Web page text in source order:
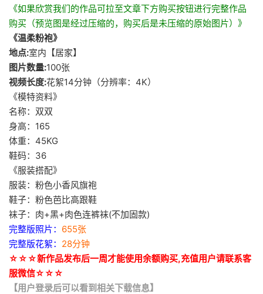
《如果欣赏我们的作品可拉至文章下方购买按钮进行完整作品
购买（预览图是经过压缩的，购买后是未压缩的原始图片）》
《温柔粉袍》
地点:室内【居家】
图片数量:100张
视频长度:花絮14分钟（分辨率：4K）
《模特资料》
名称：双双
身高：165
体重：45KG
鞋码：36
《服装搭配》
服装：粉色小香风旗袍
鞋子：粉色芭比高跟鞋
袜子：肉+黑+肉色连裤袜(不加固款)
完整版照片： 655张
完整版花絮： 28分钟
☆☆☆新作品发布后一周才能使用余额购买,充值用户请联系客
服微信☆☆☆
【用户登录后可以看到相关下载信息】